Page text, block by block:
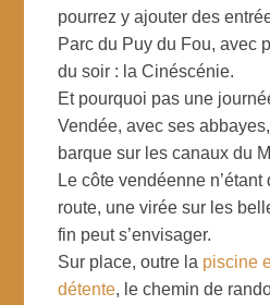
pourrez y ajouter des
Parc du Puy du Fou, avec
du soir : la Cinéscénie.
Et pourquoi pas une
Vendée, avec ses
barque sur les canaux du
Le côte vendéenne n’étant
route, une virée sur les
fin peut s’envisager.
Sur place, outre la piscine
détente, le chemin de